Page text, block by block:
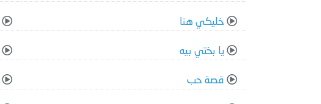
خليكي هنا
يا بختي بيه
قصة حب